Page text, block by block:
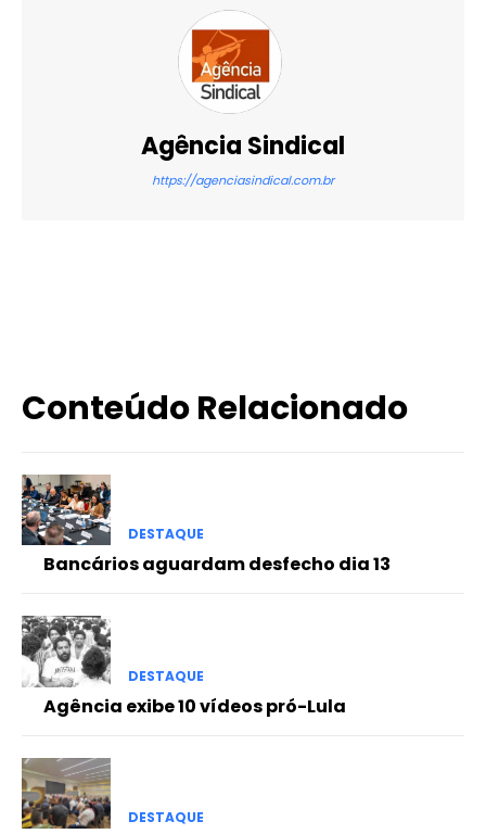
Agência Sindical
https://agenciasindical.com.br
Conteúdo Relacionado
DESTAQUE
Bancários aguardam desfecho dia 13
DESTAQUE
Agência exibe 10 vídeos pró-Lula
DESTAQUE